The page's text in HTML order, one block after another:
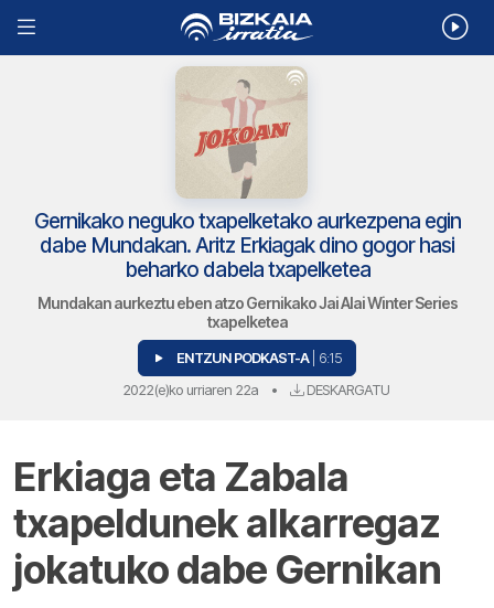
Gernikako neguko txapelketako aurkezpena egin
dabe Mundakan. Aritz Erkiagak dino gogor hasi
beharko dabela txapelketea
Mundakan aurkeztu eben atzo Gernikako Jai Alai Winter Series
txapelketea
ENTZUN PODKAST-A | 6:15
2022(e)ko urriaren 22a • DESKARGATU
Erkiaga eta Zabala
txapeldunek alkarregaz
jokatuko dabe Gernikan